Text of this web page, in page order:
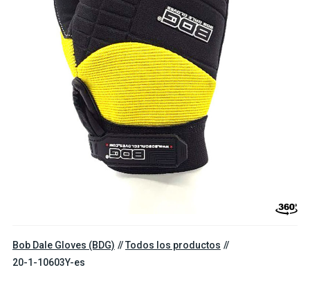
Bob Dale Gloves (BDG)
Todos los productos
20-1-10603Y-es